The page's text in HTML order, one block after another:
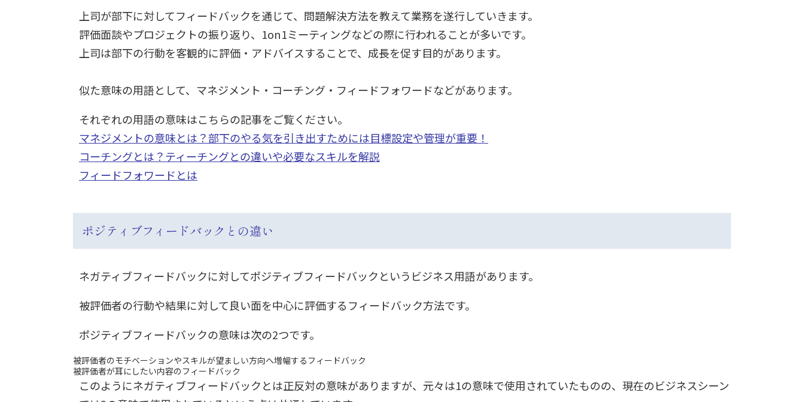
上司が部下に対してフィードバックを通じて、問題解決方法を教えて業務を遂行していきます。
評価面談やプロジェクトの振り返り、1on1ミーティングなどの際に行われることが多いです。
上司は部下の行動を客観的に評価・アドバイスすることで、成長を促す目的があります。
似た意味の用語として、マネジメント・コーチング・フィードフォワードなどがあります。
それぞれの用語の意味はこちらの記事をご覧ください。
マネジメントの意味とは？部下のやる気を引き出すためには目標設定や管理が重要！
コーチングとは？ティーチングとの違いや必要なスキルを解説
フィードフォワードとは
ポジティブフィードバックとの違い
ネガティブフィードバックに対してポジティブフィードバックというビジネス用語があります。
被評価者の行動や結果に対して良い面を中心に評価するフィードバック方法です。
ポジティブフィードバックの意味は次の2つです。
被評価者のモチベーションやスキルが望ましい方向へ増幅するフィードバック
被評価者が耳にしたい内容のフィードバック
このようにネガティブフィードバックとは正反対の意味がありますが、元々は1の意味で使用されていたものの、現在のビジネスシーン